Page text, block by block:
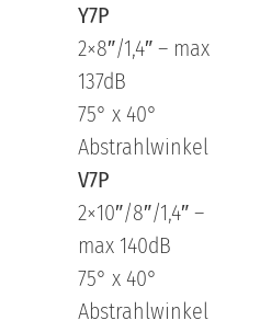
Y7P
2×8″/1,4″ – max
137dB
75° x 40°
Abstrahlwinkel
V7P
2×10″/8″/1,4″ –
max 140dB
75° x 40°
Abstrahlwinkel